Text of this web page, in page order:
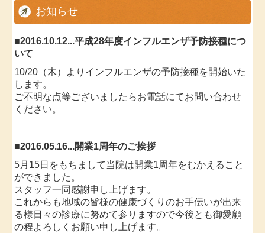
お知らせ
■2016.10.12...平成28年度インフルエンザ予防接種につ
いて
10/20（木）よりインフルエンザの予防接種を開始いた
します。
ご不明な点等ございましたらお電話にてお問い合わせ
ください。
■2016.05.16...開業1周年のご挨拶
5月15日をもちまして当院は開業1周年をむかえること
ができました。
スタッフ一同感謝申し上げます。
これからも地域の皆様の健康づくりのお手伝いが出来
る様日々の診療に努めて参りますので今後とも御愛顧
の程よろしくお願い申し上げます。